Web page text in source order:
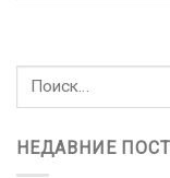
НЕДАВНИЕ